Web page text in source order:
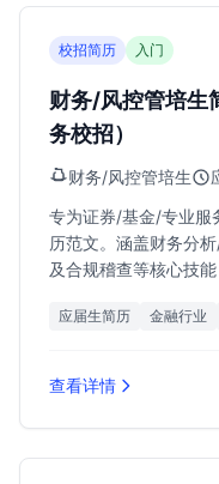
校招简历 入门
财务/风控管培生
务校招）
财务/风控管培生
专为证券/基金/专业服
历范文。涵盖财务分
及合规稽查等核心技
应届生简历 金融行业
查看详情